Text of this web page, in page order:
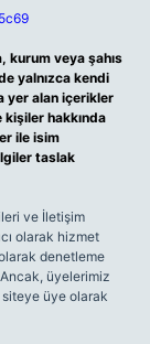
kurum veya şahıs
yalnızca kendi
yer alan içerikler
hakkında
ile isim
taslak
ve İletişim
olarak hizmet
denetleme
üyelerimiz
siteye üye olarak